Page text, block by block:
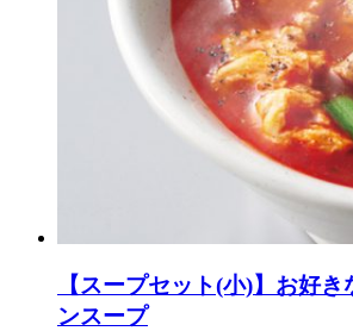
【スープセット(小)】お好
ンスープ